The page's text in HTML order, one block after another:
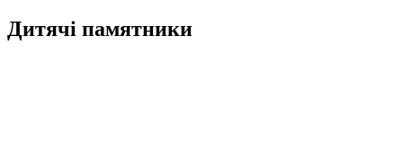
Дитячі памятники